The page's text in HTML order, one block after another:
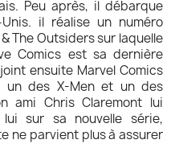
Peu après, il débarque
il réalise un numéro
The Outsiders sur laquelle
Comics est sa dernière
ensuite Marvel Comics
un des X-Men et un des
ami Chris Claremont lui
sur sa nouvelle série,
ne parvient plus à assurer